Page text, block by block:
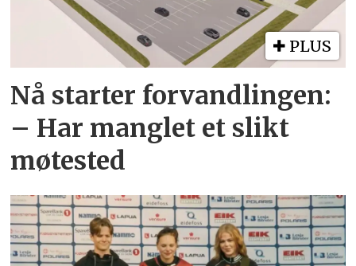
PLUS
Nå starter forvandlingen:
– Har manglet et slikt
møtested